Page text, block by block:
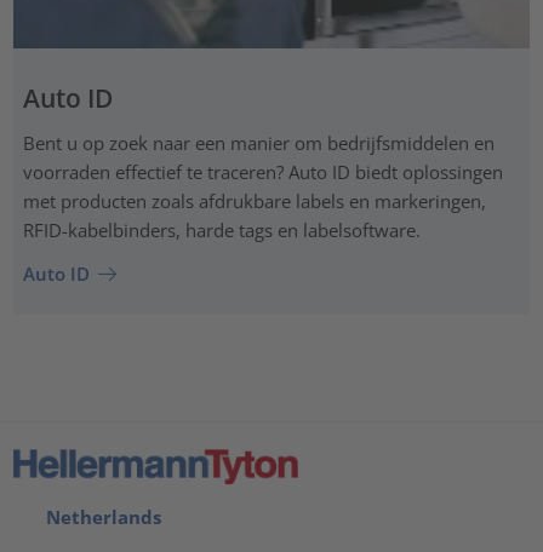
Auto ID
Bent u op zoek naar een manier om bedrijfsmiddelen en
voorraden effectief te traceren? Auto ID biedt oplossingen
met producten zoals afdrukbare labels en markeringen,
RFID-kabelbinders, harde tags en labelsoftware.
Auto ID
Netherlands